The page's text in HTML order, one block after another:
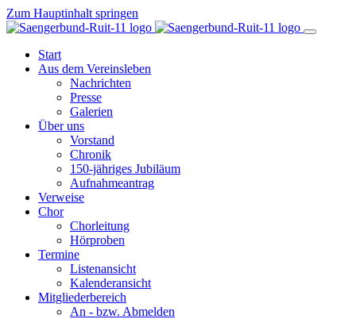
Zum Hauptinhalt springen
Start
Aus dem Vereinsleben
Nachrichten
Presse
Galerien
Über uns
Vorstand
Chronik
150-jähriges Jubiläum
Aufnahmeantrag
Verweise
Chor
Chorleitung
Hörproben
Termine
Listenansicht
Kalenderansicht
Mitgliederbereich
An - bzw. Abmelden